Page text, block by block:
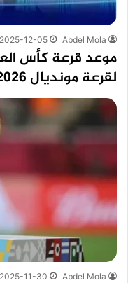
Abdel Mola
2025-12-05
لقرعة مونديال 2026 وتوقيت البث المباشر
Abdel Mola
2025-11-30